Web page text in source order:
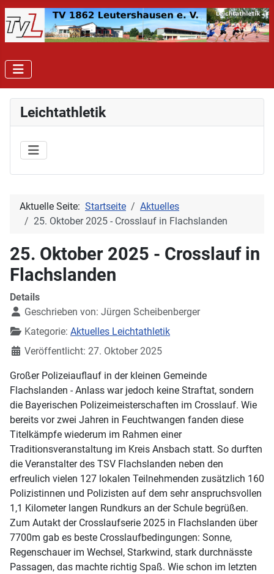
Leichtathletik
Aktuelle Seite: Startseite
Aktuelles
25. Oktober 2025 - Crosslauf in Flachslanden
25. Oktober 2025 - Crosslauf in
Flachslanden
Details
Geschrieben von: Jürgen Scheibenberger
Kategorie: Aktuelles Leichtathletik
Veröffentlicht: 27. Oktober 2025
Großer Polizeiauflauf in der kleinen Gemeinde
Flachslanden - Anlass war jedoch keine Straftat, sondern
die Bayerischen Polizeimeisterschaften im Crosslauf. Wie
bereits vor zwei Jahren in Feuchtwangen fanden diese
Titelkämpfe wiederum im Rahmen einer
Traditionsveranstaltung im Kreis Ansbach statt. So durften
die Veranstalter des TSV Flachslanden neben den
erfreulich vielen 127 lokalen Teilnehmenden zusätzlich 160
Polizistinnen und Polizisten auf dem sehr anspruchsvollen
1,1 Kilometer langen Rundkurs an der Schule begrüßen.
Zum Autakt der Crosslaufserie 2025 in Flachslanden über
7700m gab es beste Crosslaufbedingungen: Sonne,
Regenschauer im Wechsel, Starkwind, stark durchnässte
Passagen, das machte richtig Spaß. Wie schon im letzten